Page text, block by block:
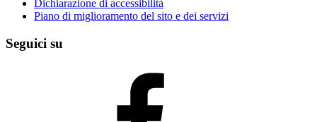
Dichiarazione di accessibilità
Piano di miglioramento del sito e dei servizi
Seguici su